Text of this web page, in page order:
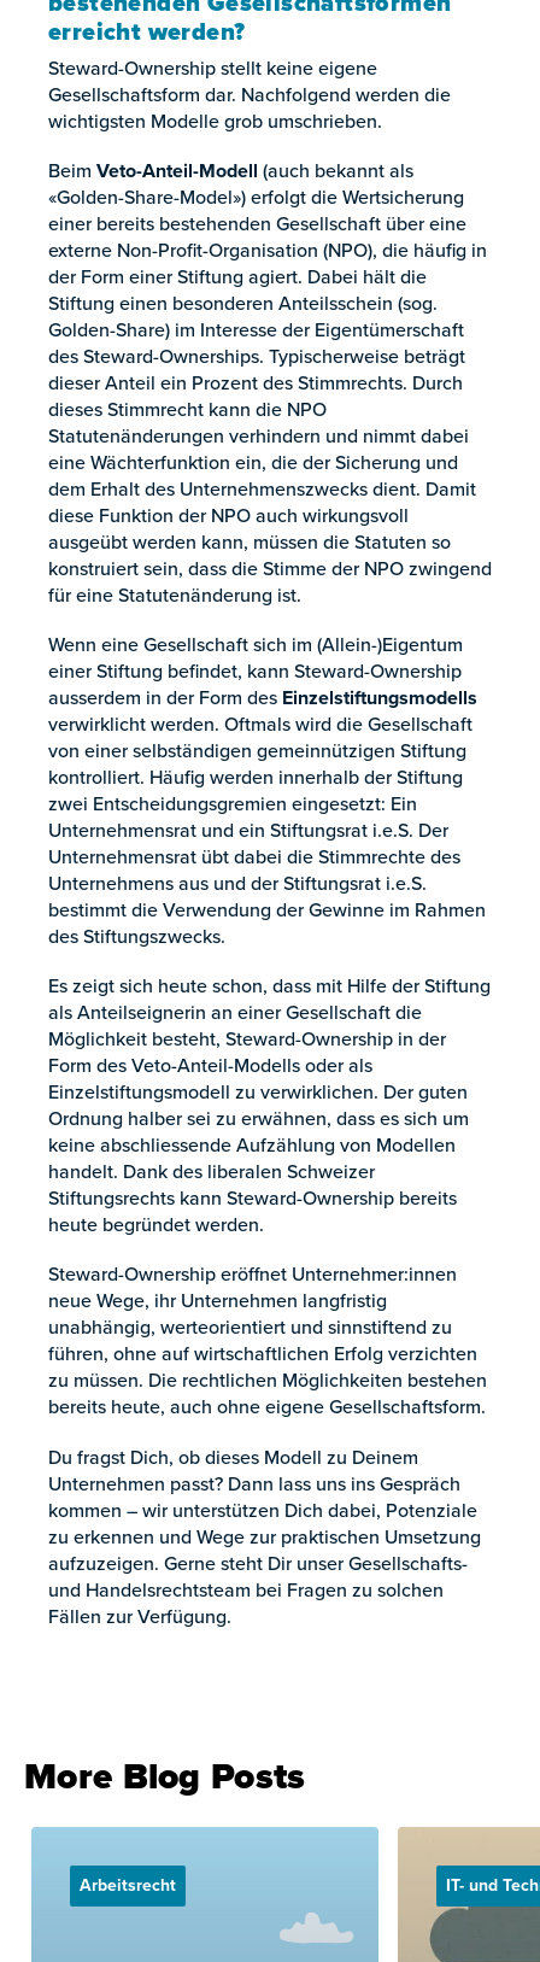
erreicht werden?
Steward-Ownership stellt keine eigene
Gesellschaftsform dar. Nachfolgend werden die
wichtigsten Modelle grob umschrieben.
Beim Veto-Anteil-Modell (auch bekannt als
«Golden-Share-Model») erfolgt die Wertsicherung
einer bereits bestehenden Gesellschaft über eine
externe Non-Profit-Organisation (NPO), die häufig in
der Form einer Stiftung agiert. Dabei hält die
Stiftung einen besonderen Anteilsschein (sog.
Golden-Share) im Interesse der Eigentümerschaft
des Steward-Ownerships. Typischerweise beträgt
dieser Anteil ein Prozent des Stimmrechts. Durch
dieses Stimmrecht kann die NPO
Statutenänderungen verhindern und nimmt dabei
eine Wächterfunktion ein, die der Sicherung und
dem Erhalt des Unternehmenszwecks dient. Damit
diese Funktion der NPO auch wirkungsvoll
ausgeübt werden kann, müssen die Statuten so
konstruiert sein, dass die Stimme der NPO zwingend
für eine Statutenänderung ist.
Wenn eine Gesellschaft sich im (Allein-)Eigentum
einer Stiftung befindet, kann Steward-Ownership
ausserdem in der Form des Einzelstiftungsmodells
verwirklicht werden. Oftmals wird die Gesellschaft
von einer selbständigen gemeinnützigen Stiftung
kontrolliert. Häufig werden innerhalb der Stiftung
zwei Entscheidungsgremien eingesetzt: Ein
Unternehmensrat und ein Stiftungsrat i.e.S. Der
Unternehmensrat übt dabei die Stimmrechte des
Unternehmens aus und der Stiftungsrat i.e.S.
bestimmt die Verwendung der Gewinne im Rahmen
des Stiftungszwecks.
Es zeigt sich heute schon, dass mit Hilfe der Stiftung
als Anteilseignerin an einer Gesellschaft die
Möglichkeit besteht, Steward-Ownership in der
Form des Veto-Anteil-Modells oder als
Einzelstiftungsmodell zu verwirklichen. Der guten
Ordnung halber sei zu erwähnen, dass es sich um
keine abschliessende Aufzählung von Modellen
handelt. Dank des liberalen Schweizer
Stiftungsrechts kann Steward-Ownership bereits
heute begründet werden.
Steward-Ownership eröffnet Unternehmer:innen
neue Wege, ihr Unternehmen langfristig
unabhängig, werteorientiert und sinnstiftend zu
führen, ohne auf wirtschaftlichen Erfolg verzichten
zu müssen. Die rechtlichen Möglichkeiten bestehen
bereits heute, auch ohne eigene Gesellschaftsform.
Du fragst Dich, ob dieses Modell zu Deinem
Unternehmen passt? Dann lass uns ins Gespräch
kommen – wir unterstützen Dich dabei, Potenziale
zu erkennen und Wege zur praktischen Umsetzung
aufzuzeigen. Gerne steht Dir unser Gesellschafts-
und Handelsrechtsteam bei Fragen zu solchen
Fällen zur Verfügung.
More Blog Posts
Arbeitsrecht IT- und